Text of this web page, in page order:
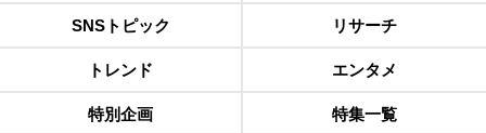
SNSトピック リサーチ
トレンド エンタメ
特別企画 特集一覧